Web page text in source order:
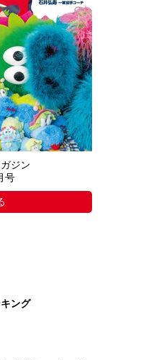
ジン
号
ング